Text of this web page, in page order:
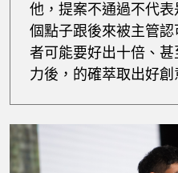
他，提案不通過不代
個點子跟後來被主管
者可能要好出十倍、
力後，的確萃取出好創